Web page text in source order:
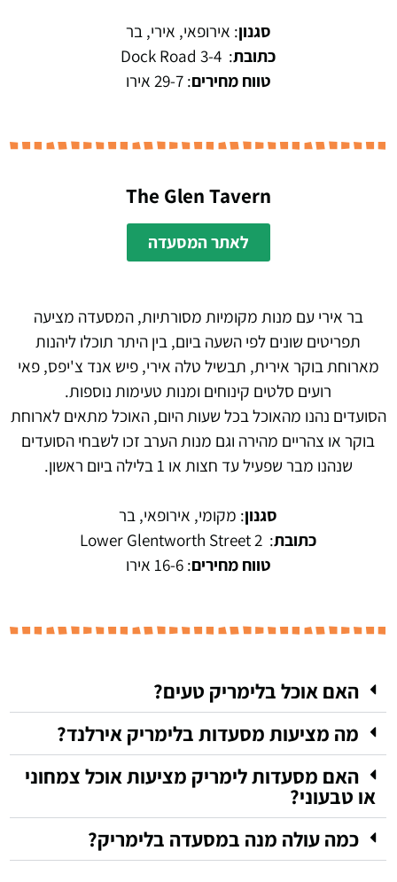
סגנון: אירופאי, אירי, בר
כתובת:
3-4 Dock Road
טווח מחירים: 29-7 אירו
The Glen Tavern
לאתר המסעדה
בר אירי עם מנות מקומיות מסורתיות, המסעדה מציעה
תפריטים שונים לפי השעה ביום, בין היתר תוכלו ליהנות
מארוחת בוקר אירית, תבשיל טלה אירי, פיש אנד צ'יפס, פאי
רועים סלטים קינוחים ומנות טעימות נוספות.
הסועדים נהנו מהאוכל בכל שעות היום, האוכל מתאים לארוחת
בוקר או צהריים מהירה וגם מנות הערב זכו לשבחי הסועדים
שנהנו מבר שפעיל עד חצות או 1 בלילה ביום ראשון.
סגנון: מקומי, אירופאי, בר
כתובת:
2 Lower Glentworth Street
טווח מחירים: 16-6 אירו
האם אוכל בלימריק טעים?
מה מציעות מסעדות בלימריק אירלנד?
האם מסעדות לימריק מציעות אוכל צמחוני
או טבעוני?
כמה עולה מנה במסעדה בלימריק?